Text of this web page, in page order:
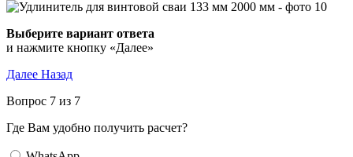
Выберите вариант ответа
и нажмите кнопку «Далее»
Далее Назад
Вопрос 7 из 7
Где Вам удобно получить расчет?